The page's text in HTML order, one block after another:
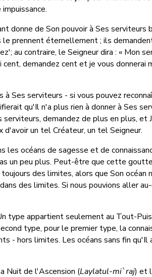
donne de Son pouvoir à Ses serviteurs
le prennent éternellement ; ils
au contraire, le Seigneur dira : « Mon
demandez cent et je vous donnerai
serviteurs - si vous pouvez
qu'Il n'a plus rien à donner à Ses
demandez de plus en plus, et
un tel Créateur, un tel Seigneur.
les océans de sagesse et de
un peu plus. Peut-être que cette
des limites, alors que Son océan
des limites. Si nous pouvions aller
type appartient seulement au Tout-
type, pour le premier type, la
- hors limites. Les océans sans fin qu'Il
Nuit de l'Ascension (Laylatul-mi`raj) et